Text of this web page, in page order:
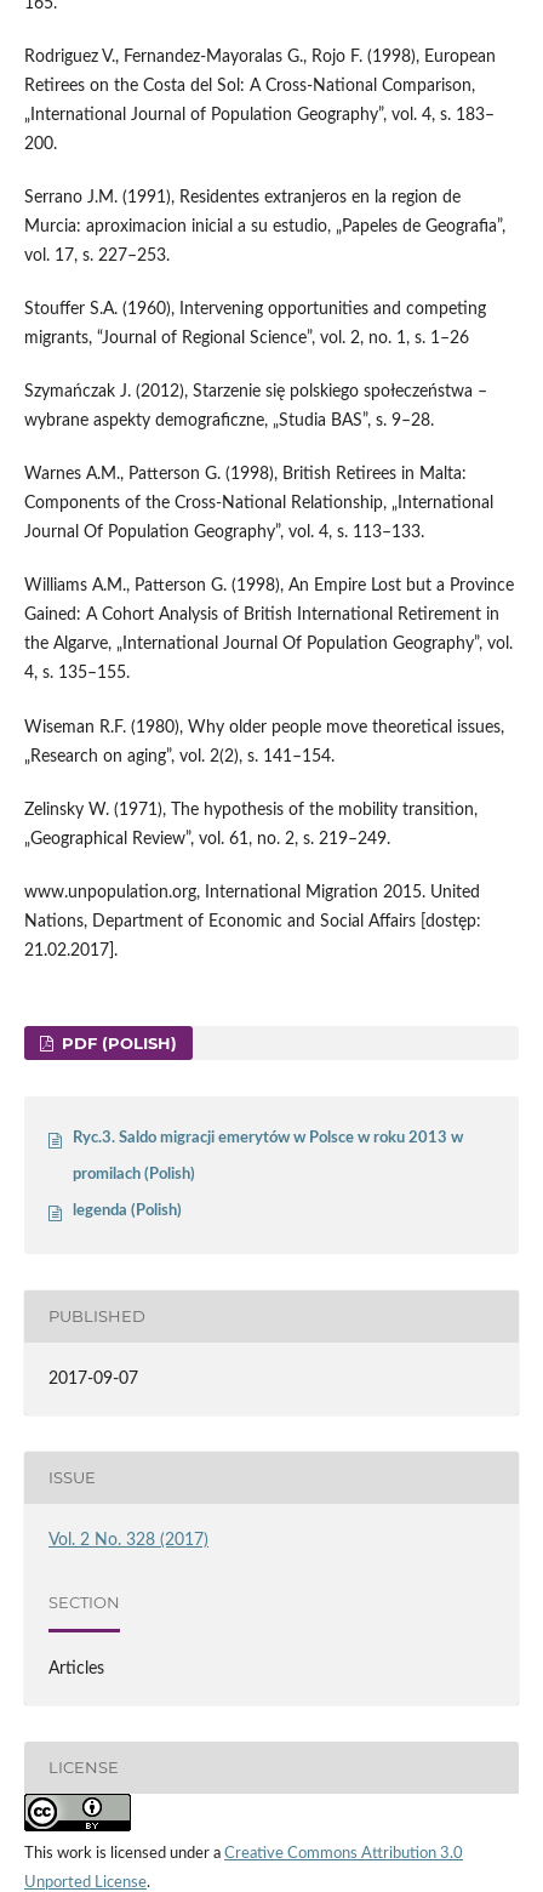
165.
Rodriguez V., Fernandez‑Mayoralas G., Rojo F. (1998), European
Retirees on the Costa del Sol: A Cross‑National Comparison,
„International Journal of Population Geography”, vol. 4, s. 183–
200.
Serrano J.M. (1991), Residentes extranjeros en la region de
Murcia: aproximacion inicial a su estudio, „Papeles de Geografia”,
vol. 17, s. 227–253.
Stouffer S.A. (1960), Intervening opportunities and competing
migrants, “Journal of Regional Science”, vol. 2, no. 1, s. 1–26
Szymańczak J. (2012), Starzenie się polskiego społeczeństwa –
wybrane aspekty demograficzne, „Studia BAS”, s. 9–28.
Warnes A.M., Patterson G. (1998), British Retirees in Malta:
Components of the Cross‑National Relationship, „International
Journal Of Population Geography”, vol. 4, s. 113–133.
Williams A.M., Patterson G. (1998), An Empire Lost but a Province
Gained: A Cohort Analysis of British International Retirement in
the Algarve, „International Journal Of Population Geo­graphy”, vol.
4, s. 135–155.
Wiseman R.F. (1980), Why older people move theoretical issues,
„Research on aging”, vol. 2(2), s. 141–154.
Zelinsky W. (1971), The hypothesis of the mobility transition,
„Geographical Review”, vol. 61, no. 2, s. 219–249.
www.unpopulation.org, International Migration 2015. United
Nations, Department of Economic and Social Affairs [dostęp:
21.02.2017].
PDF (POLISH)
Ryc.3. Saldo migracji emerytów w Polsce w roku 2013 w
promilach (Polish)
legenda (Polish)
PUBLISHED
2017-09-07
ISSUE
Vol. 2 No. 328 (2017)
SECTION
Articles
LICENSE
This work is licensed under a Creative Commons Attribution 3.0
Unported License.